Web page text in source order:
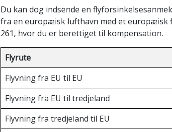
Du kan dog indsende en
fra en europæisk lufthavn med et europæisk
261, hvor du er berettiget til kompensation.
Flyrute
Flyvning fra EU til EU
Flyvning fra EU til tredjeland
Flyvning fra tredjeland til EU